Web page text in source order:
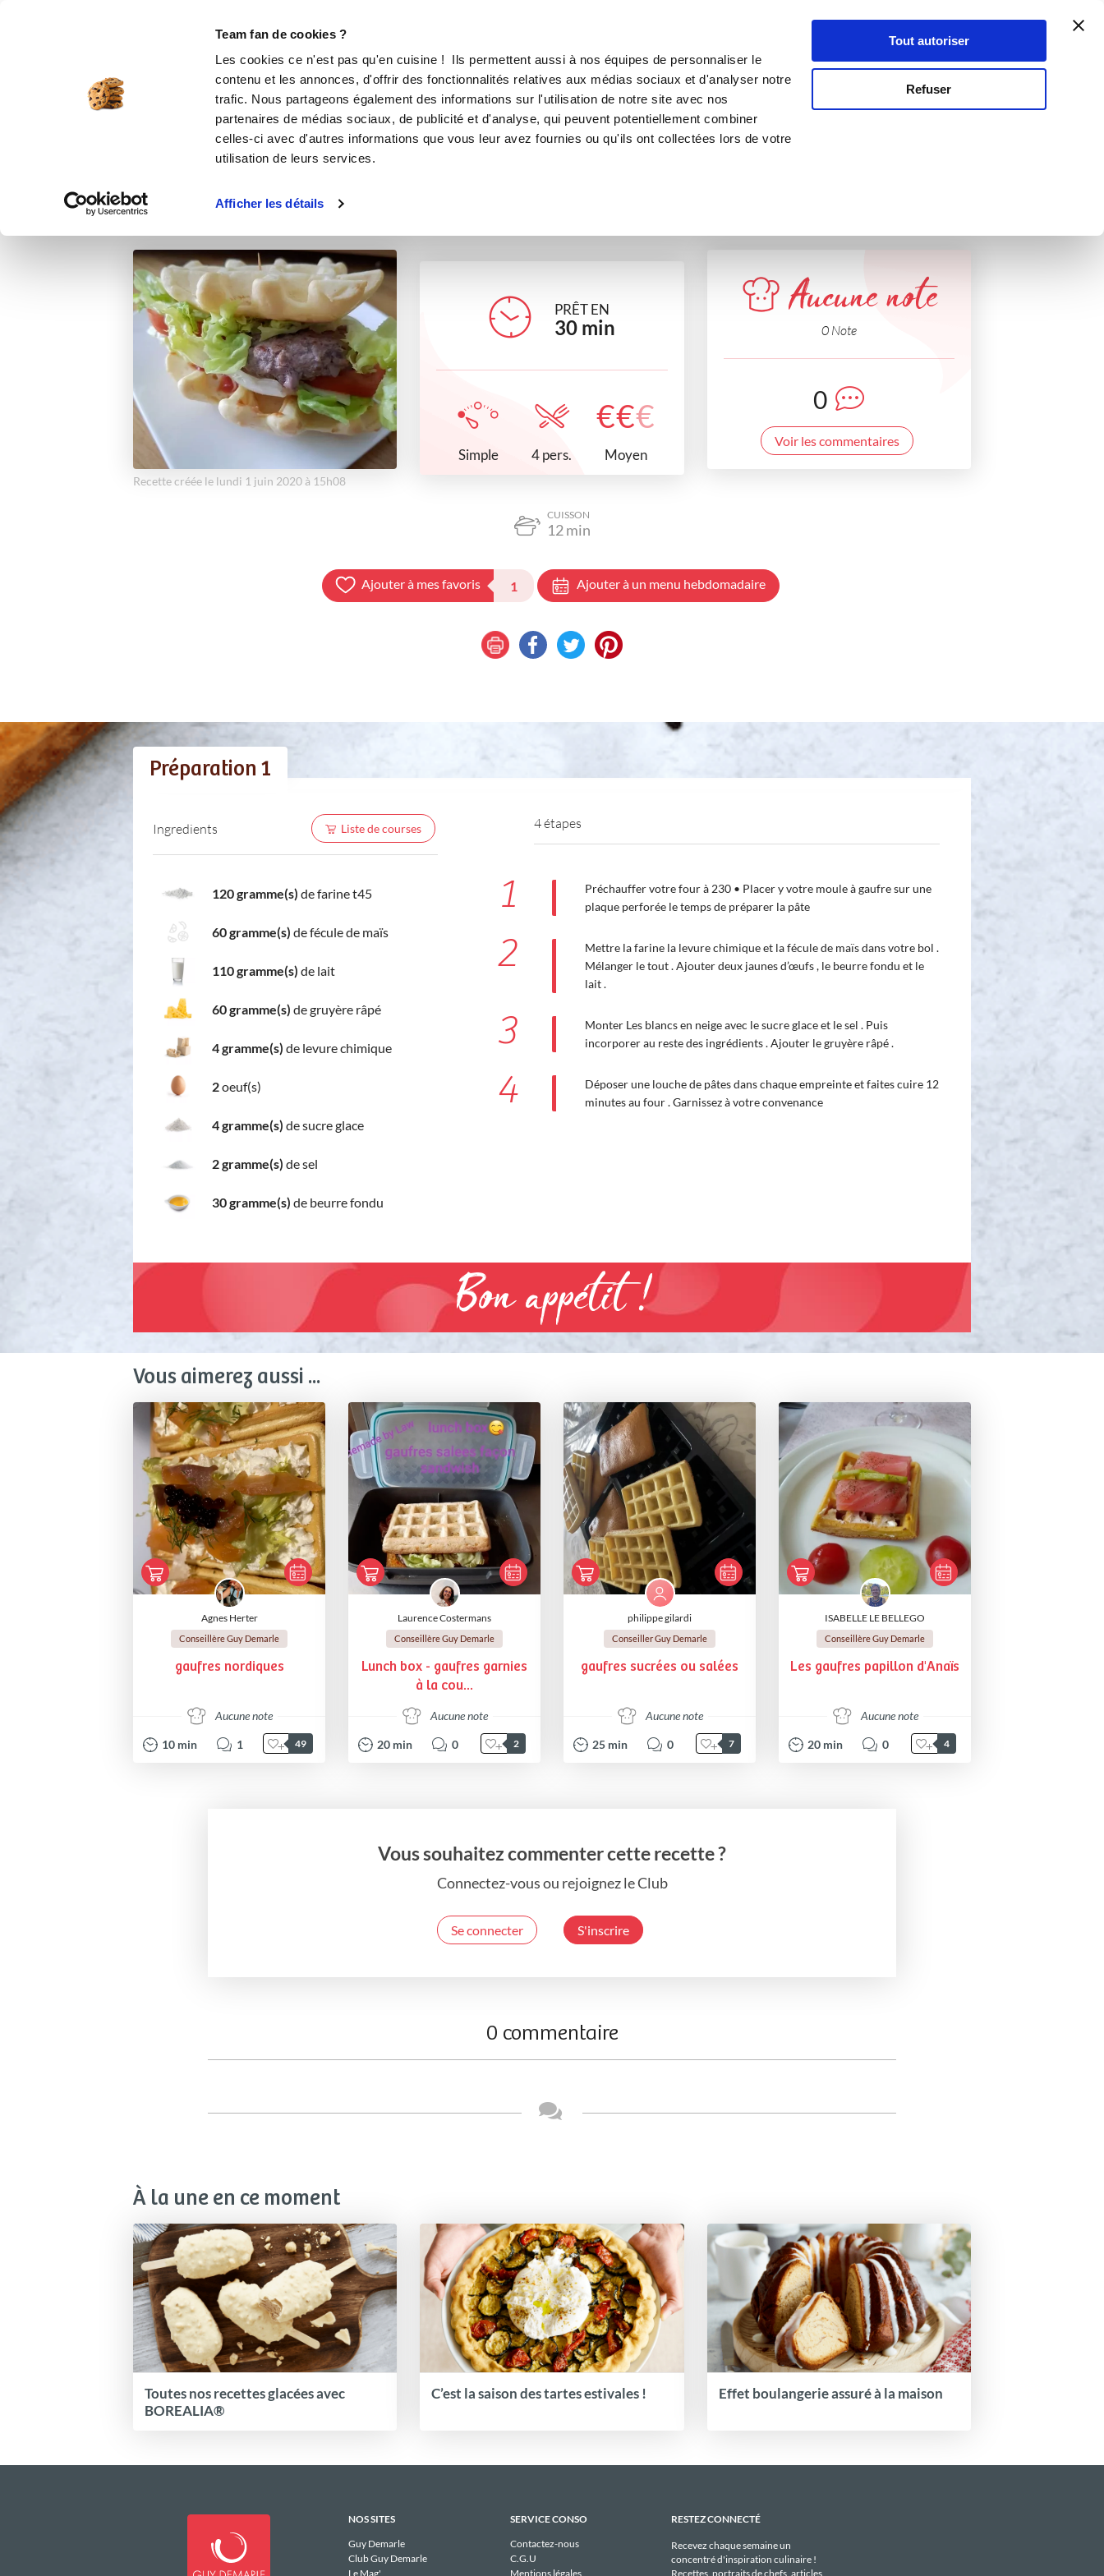
Team fan de cookies ?
Les cookies ce n'est pas qu'en cuisine ! Ils permettent aussi à nos équipes de personnaliser le
contenu et les annonces, d'offrir des fonctionnalités relatives aux médias sociaux et d'analyser notre
trafic. Nous partageons également des informations sur l'utilisation de notre site avec nos
partenaires de médias sociaux, de publicité et d'analyse, qui peuvent potentiellement combiner
celles-ci avec d'autres informations que vous leur avez fournies ou qu'ils ont collectées lors de votre
utilisation de leurs services.
Afficher les détails
Tout autoriser
Refuser
Se connecter
Burger gaufre
apéritifs entrées accompagnements Petits gourmands
Recette créée le lundi 1 juin 2020 à 15h08
PRÊT EN
30 min
Simple 4 pers.
€€€
Moyen
Aucune note
0 Note
0
Voir les commentaires
CUISSON
12min
Ajouter à mes favoris 1 Ajouter à un menu hebdomadaire
Préparation 1
Ingredients Liste de courses
120 gramme(s) de farine t45
60 gramme(s) de fécule de maïs
110 gramme(s) de lait
60 gramme(s) de gruyère râpé
4 gramme(s) de levure chimique
2oeuf(s)
4 gramme(s) de sucre glace
2 gramme(s) de sel
30 gramme(s) de beurre fondu
4 étapes
1
Préchauffer votre four à 230 • Placer y votre moule à gaufre sur une
plaque perforée le temps de préparer la pâte
2
Mettre la farine la levure chimique et la fécule de maïs dans votre bol .
Mélanger le tout . Ajouter deux jaunes d’œufs , le beurre fondu et le
lait .
3
Monter Les blancs en neige avec le sucre glace et le sel . Puis
incorporer au reste des ingrédients . Ajouter le gruyère râpé .
4
Déposer une louche de pâtes dans chaque empreinte et faites cuire 12
minutes au four . Garnissez à votre convenance
Bon appétit !
Vous aimerez aussi ...
Agnes Herter
Conseillère Guy Demarle
gaufres nordiques
Aucune note
10 min 1 49
Laurence Costermans
Conseillère Guy Demarle
Lunch box - gaufres garnies
à la cou...
Aucune note
20 min 0 2
philippe gilardi
Conseiller Guy Demarle
gaufres sucrées ou salées
Aucune note
25 min 0 7
ISABELLE LE BELLEGO
Conseillère Guy Demarle
Les gaufres papillon d'Anaïs
Aucune note
20 min 0 4
Vous souhaitez commenter cette recette ?
Connectez-vous ou rejoignez le Club
Se connecter S'inscrire
0 commentaire
À la une en ce moment
Toutes nos recettes glacées avec
BOREALIA®
C’est la saison des tartes estivales ! Effet boulangerie assuré à la maison
NOS SITES
Guy Demarle
Club Guy Demarle
Le Mag'
SERVICE CONSO
Contactez-nous
C.G.U
Mentions légales
RESTEZ CONNECTÉ
Recevez chaque semaine un
concentré d'inspiration culinaire !
Recettes, portraits de chefs, articles,